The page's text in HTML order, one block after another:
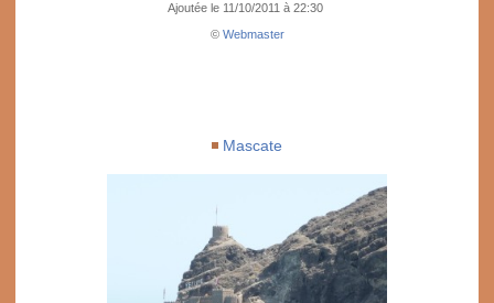
Ajoutée le 11/10/2011 à 22:30
© Webmaster
Mascate